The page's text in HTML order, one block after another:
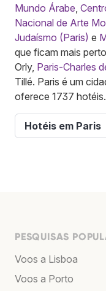
Mundo Árabe
Nacional de Arte
Judaísmo (Paris) e
que ficam mais
Orly, Paris-Charles
Tillé. Paris é um
oferece 1737 hotéis.
Hotéis em Paris
PESQUISAS
Voos a Lisboa
Voos a Porto